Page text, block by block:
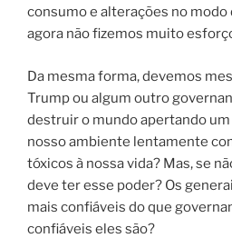
consumo e alterações no modo
agora não fizemos muito
Da mesma forma, devemos
Trump ou algum outro
destruir o mundo apertando
nosso ambiente lentamente
tóxicos à nossa vida? Mas, se
deve ter esse poder? Os
mais confiáveis do que
confiáveis eles são?